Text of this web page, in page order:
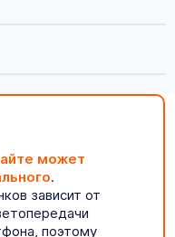
может
.
зависит от
поэтому